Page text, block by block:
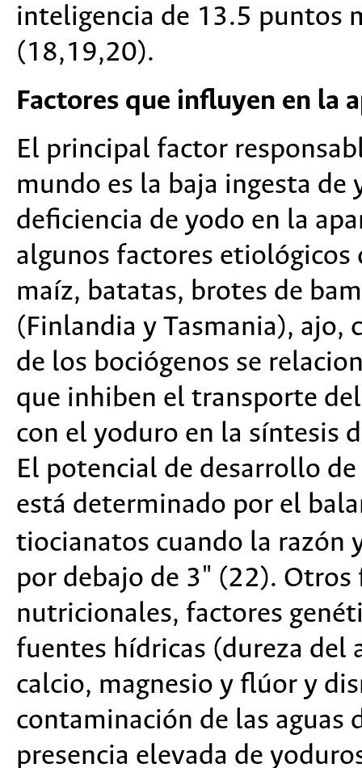
inteligencia de 13.5 puntos
(18,19,20).
Factores que influyen en la
El principal factor
mundo es la baja ingesta
deficiencia de yodo en la
algunos factores
maíz, batatas, brotes de
(Finlandia y Tasmania), ajo,
de los bociógenos se
que inhiben el transporte
con el yoduro en la síntesis
El potencial de desarrollo
está determinado por el
tiocianatos cuando la razón
por debajo de 3" (22).
nutricionales, factores
fuentes hídricas (dureza del
calcio, magnesio y flúor y
contaminación de las aguas
presencia elevada de